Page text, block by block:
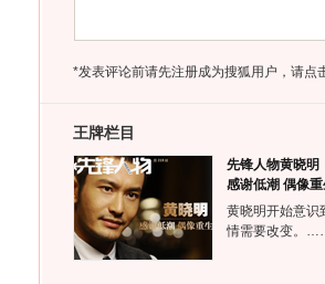
*发表评论前请先注册成为搜狐用户，请点
王牌栏目
先锋人物黄晓明
感谢低潮 偶像
黄晓明开始意识
情需要改变。